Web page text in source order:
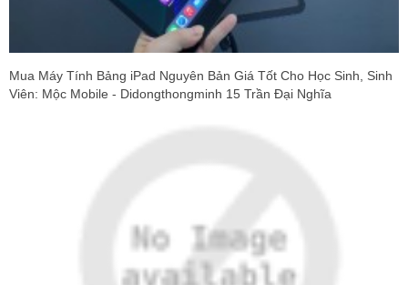
Mua Máy Tính Bảng iPad Nguyên Bản Giá Tốt Cho Học Sinh, Sinh
Viên: Mộc Mobile - Didongthongminh 15 Trần Đại Nghĩa